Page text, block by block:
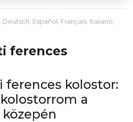
, Deutsch, Español , Français, Italiano,
ferences
ferences kolostor:
a